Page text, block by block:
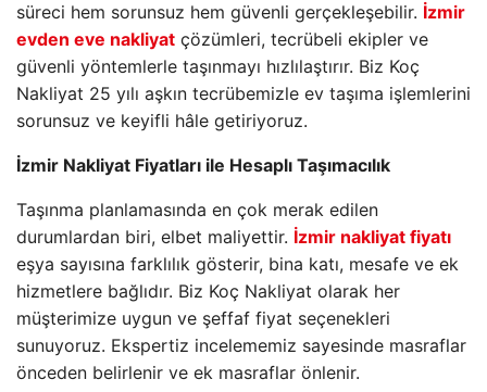
süreci hem sorunsuz hem güvenli gerçekleşebilir. İzmir
evden eve nakliyat çözümleri, tecrübeli ekipler ve
güvenli yöntemlerle taşınmayı hızlılaştırır. Biz Koç
Nakliyat 25 yılı aşkın tecrübemizle ev taşıma işlemlerini
sorunsuz ve keyifli hâle getiriyoruz.
İzmir Nakliyat Fiyatları ile Hesaplı Taşımacılık
Taşınma planlamasında en çok merak edilen
durumlardan biri, elbet maliyettir. İzmir nakliyat fiyatı
eşya sayısına farklılık gösterir, bina katı, mesafe ve ek
hizmetlere bağlıdır. Biz Koç Nakliyat olarak her
müşterimize uygun ve şeffaf fiyat seçenekleri
sunuyoruz. Ekspertiz incelememiz sayesinde masraflar
önceden belirlenir ve ek masraflar önlenir.